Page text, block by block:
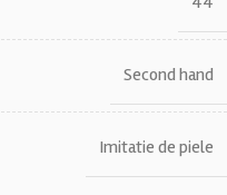
Second hand
Imitatie de piele